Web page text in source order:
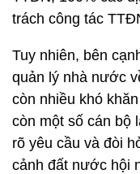
trách công tác
Tuy nhiên, bên
quản lý nhà nước
còn nhiều khó
còn một số cán bộ
rõ yêu cầu và đòi
cảnh đất nước hội